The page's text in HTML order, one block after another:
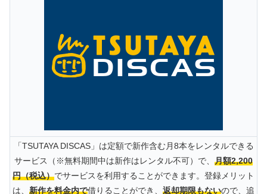
「TSUTAYA DISCAS」は定額で新作含む月8本をレンタルできる
サービス（※無料期間中は新作はレンタル不可）で、 月額2,200
円（税込）でサービスを利用することができます。登録メリット
は、 新作を料金内で借りることができ、 返却期限もないので、追